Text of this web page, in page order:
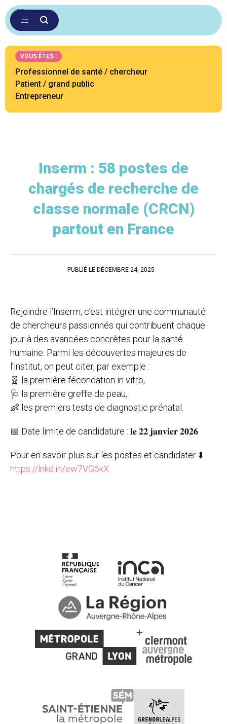
VOUS ÊTES :
Professionnel de santé / chercheur
Patient / grand public
Entrepreneur
Inserm : 58 postes de
chargés de recherche de
classe normale (CRCN)
partout en France
PUBLIÉ LE DÉCEMBRE 24, 2025
Rejoindre l’Inserm, c’est intégrer une communauté
de chercheurs passionnés qui contribuent chaque
jour à des avancées concrètes pour la santé
humaine. Parmi les découvertes majeures de
l’institut, on peut citer, par exemple :
🧬 la première fécondation in vitro,
🩺 la première greffe de peau,
👶 les premiers tests de diagnostic prénatal.
📅 Date limite de candidature : 𝐥𝐞 𝟐𝟐 𝐣𝐚𝐧𝐯𝐢𝐞𝐫 𝟐𝟎𝟐𝟔
Pour en savoir plus sur les postes et candidater ⬇️
https://lnkd.in/ew7VG6kX